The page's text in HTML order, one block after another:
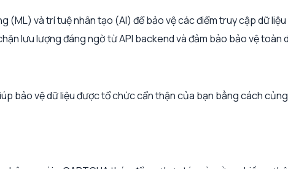
(ML) và trí tuệ nhân tạo (AI) để bảo vệ các điểm truy cập dữ
lưu lượng đáng ngờ từ API backend và đảm bảo bảo vệ toàn
bảo vệ dữ liệu được tổ chức cẩn thận của bạn bằng cách